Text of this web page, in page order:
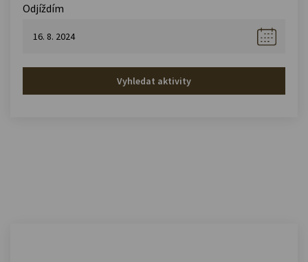
Odjíždím
Vyhledat aktivity